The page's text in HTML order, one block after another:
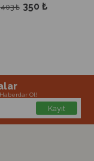
350 ₺
403 ₺
Ol!
Kayıt